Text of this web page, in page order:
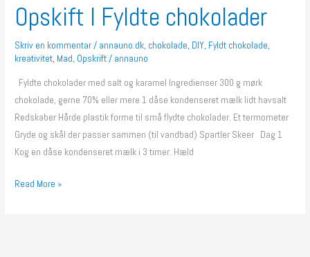
Opskift l Fyldte chokolader
Skriv en kommentar/ annauno.dk, chokolade, DIY, Fyldt chokolade,
kreativitet, Mad, Opskrift/ annauno
Fyldte chokolader med salt og karamel Ingredienser 300 g mørk
chokolade, gerne 70% eller mere 1 dåse kondenseret mælk lidt havsalt
Redskaber Hårde plastik forme til små flydte chokolader. Et termometer
Gryde og skål der passer sammen (til vandbad) Spartler Skeer Dag 1
Kog en dåse kondenseret mælk i 3 timer. Hæld
Opskift
Fyldte
chokolader
Read More »